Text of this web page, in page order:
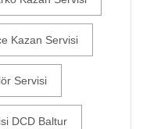
Kazan Servisi
Servisi
DCD Baltur